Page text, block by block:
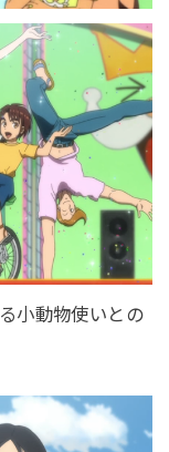
小動物使いとの